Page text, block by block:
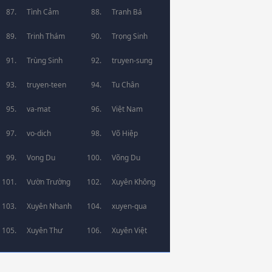
Tình Cảm Tranh Bá
Trinh Thám Trọng Sinh
Trùng Sinh truyen-sung
truyen-teen Tu Chân
va-mat Việt Nam
vo-dich Võ Hiệp
Vong Du Võng Du
Vườn Trường Xuyên Không
Xuyên Nhanh xuyen-qua
Xuyên Thư Xuyên Việt